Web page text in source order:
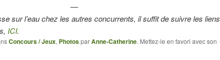
—
sur l’eau chez les autres concurrents, il suffit de suivre les liens
ICI.
Concours / Jeux, PhotosparAnne-Catherine. Mettez-le en favori avec son